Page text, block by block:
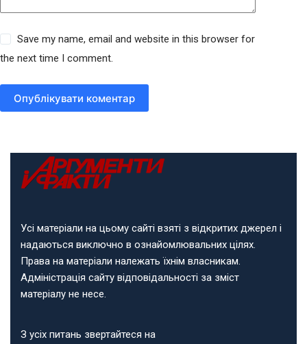
Save my name, email and website in this browser for
the next time I comment.
Опублікувати коментар
Усі матеріали на цьому сайті взяті з відкритих джерел і
надаються виключно в ознайомлювальних цілях.
Права на матеріали належать їхнім власникам.
Адміністрація сайту відповідальності за зміст
матеріалу не несе.
З усіх питань звертайтеся на